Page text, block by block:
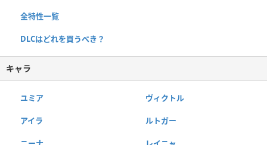
全特性一覧
DLCはどれを買うべき？
キャラ
ユミア ヴィクトル
アイラ ルトガー